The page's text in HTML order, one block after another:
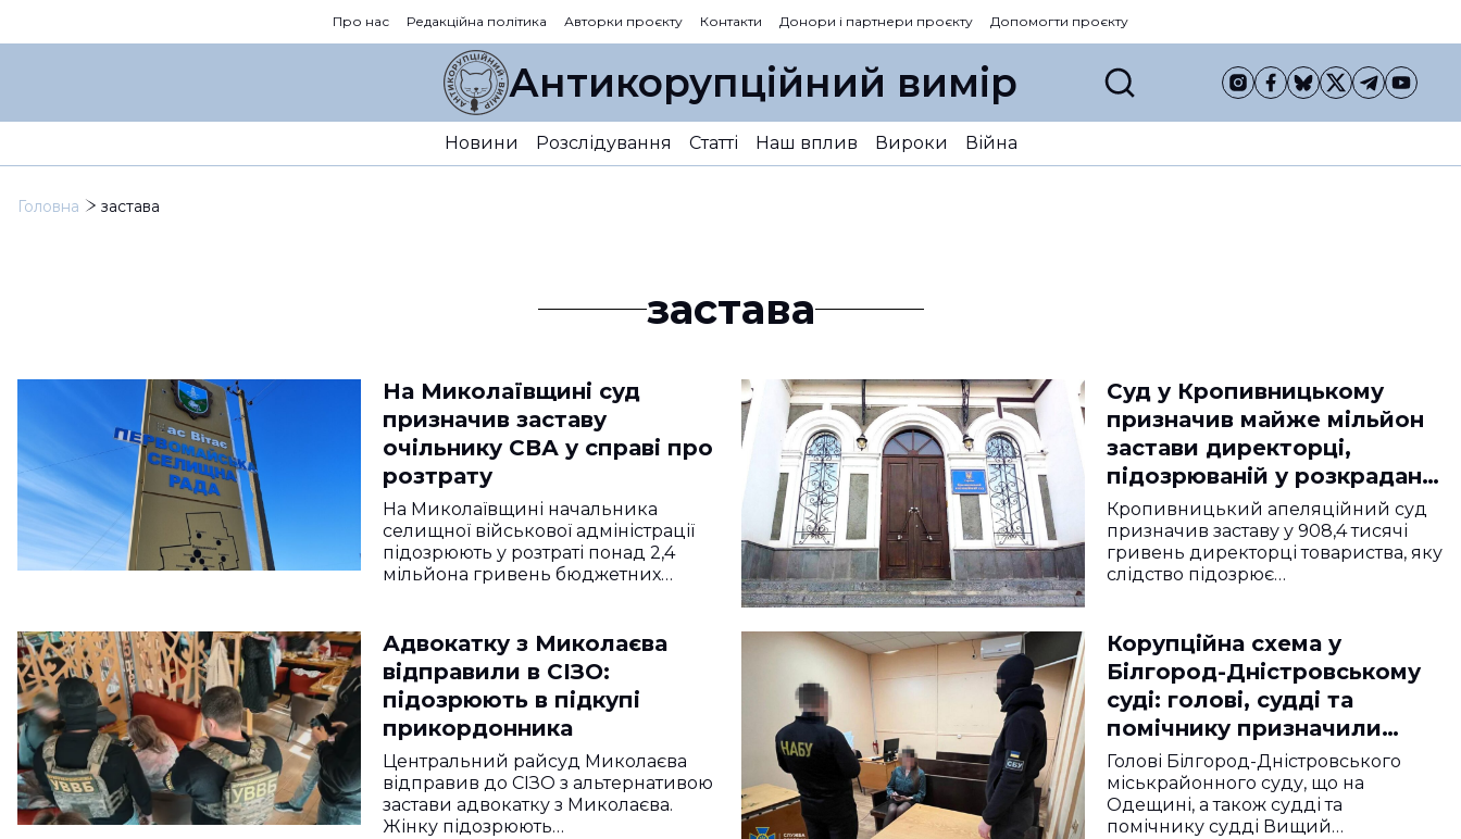
Про нас Редакційна політика Авторки проєкту Контакти Донори і партнери проєкту Допомогти проєкту
Антикорупційний вимір
Новини Розслідування Статті Наш вплив Вироки Війна
Головна застава
застава
На Миколаївщині суд
призначив заставу
очільнику СВА у справі про
розтрату
На Миколаївщині начальника
селищної військової адміністрації
підозрюють у розтраті понад 2,4
мільйона гривень бюджетних…
Суд у Кропивницькому
призначив майже мільйон
застави директорці,
підозрюваній у розкраданні
на ремонті дороги
Кропивницький апеляційний суд
призначив заставу у 908,4 тисячі
гривень директорці товариства, яку
слідство підозрює…
Адвокатку з Миколаєва
відправили в СІЗО:
підозрюють в підкупі
прикордонника
Центральний райсуд Миколаєва
відправив до СІЗО з альтернативою
застави адвокатку з Миколаєва.
Жінку підозрюють…
Корупційна схема у
Білгород-Дністровському
суді: голові, судді та
помічнику призначили
застави та електронний
браслет
Голові Білгород-Дністровського
міськрайонного суду, що на
Одещині, а також судді та
помічнику судді Вищий…